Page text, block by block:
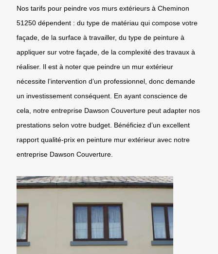
Nos tarifs pour peindre vos murs extérieurs à Cheminon
51250 dépendent : du type de matériau qui compose votre
façade, de la surface à travailler, du type de peinture à
appliquer sur votre façade, de la complexité des travaux à
réaliser. Il est à noter que peindre un mur extérieur
nécessite l’intervention d’un professionnel, donc demande
un investissement conséquent. En ayant conscience de
cela, notre entreprise Dawson Couverture peut adapter nos
prestations selon votre budget. Bénéficiez d’un excellent
rapport qualité-prix en peinture mur extérieur avec notre
entreprise Dawson Couverture.